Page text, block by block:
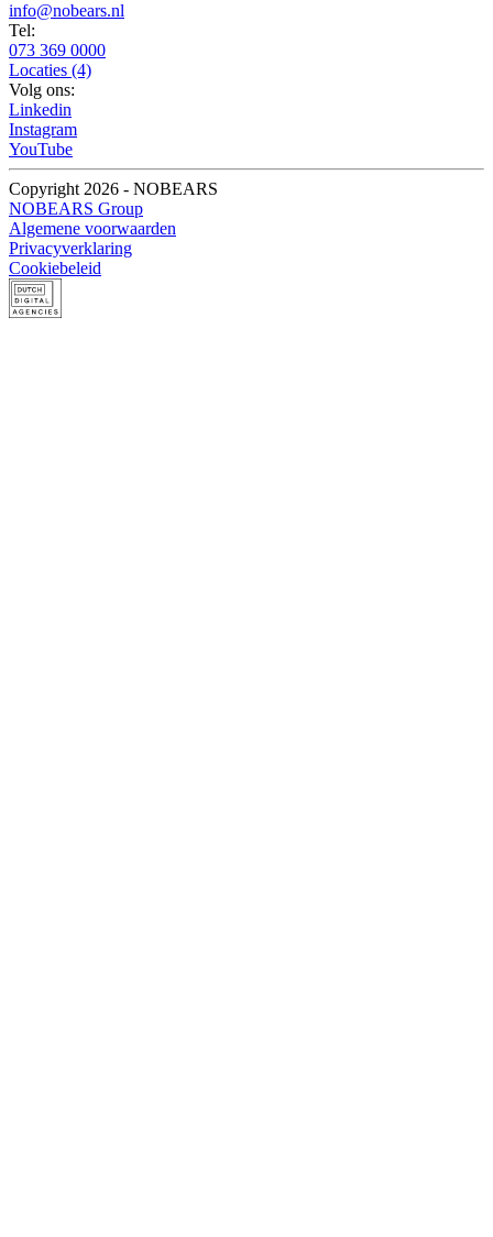
info@nobears.nl
Tel:
073 369 0000
Locaties (4)
Volg ons:
Linkedin
Instagram
YouTube
Copyright 2026 - NOBEARS
NOBEARS Group
Algemene voorwaarden
Privacyverklaring
Cookiebeleid